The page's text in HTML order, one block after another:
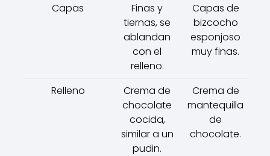
Capas
Finas y
tiernas, se
ablandan
con el
relleno.
Capas de
bizcocho
esponjoso
muy finas.
Relleno
Crema de
chocolate
cocida,
similar a un
pudin.
Crema de
mantequilla
de
chocolate.